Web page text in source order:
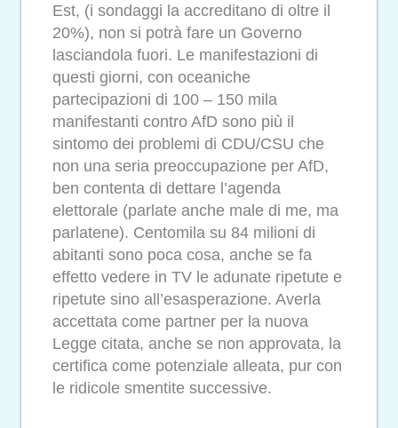
Est, (i sondaggi la accreditano di oltre il
20%), non si potrà fare un Governo
lasciandola fuori. Le manifestazioni di
questi giorni, con oceaniche
partecipazioni di 100 – 150 mila
manifestanti contro AfD sono più il
sintomo dei problemi di CDU/CSU che
non una seria preoccupazione per AfD,
ben contenta di dettare l’agenda
elettorale (parlate anche male di me, ma
parlatene). Centomila su 84 milioni di
abitanti sono poca cosa, anche se fa
effetto vedere in TV le adunate ripetute e
ripetute sino all’esasperazione. Averla
accettata come partner per la nuova
Legge citata, anche se non approvata, la
certifica come potenziale alleata, pur con
le ridicole smentite successive.